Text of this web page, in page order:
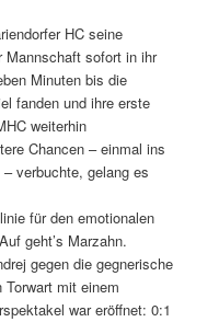
HC seine
Mannschaft sofort in ihr
Minuten bis die
fanden und ihre erste
weiterhin
Chancen – einmal ins
verbuchte, gelang es
für den emotionalen
geht’s Marzahn.
gegen die gegnerische
Torwart mit einem
war eröffnet: 0:1